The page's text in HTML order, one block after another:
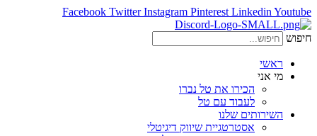
Facebook Twitter Instagram Pinterest Linkedin Youtube
חיפוש
ראשי
מי אני
הכירו את טל נברו
לעבוד עם טל
השירותים שלנו
אסטרטגיית שיווק דיגיטלי